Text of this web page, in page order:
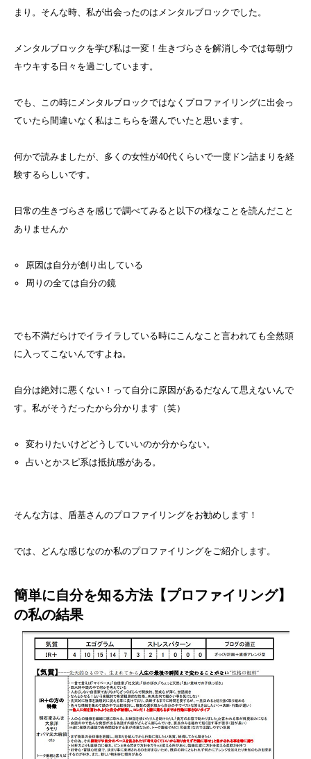
まり。そんな時、私が出会ったのはメンタルブロックでした。
メンタルブロックを学び私は一変！生きづらさを解消し今では毎朝ウ
キウキする日々を過ごしています。
でも、この時にメンタルブロックではなくプロファイリングに出会っ
ていたら間違いなく私はこちらを選んでいたと思います。
何かで読みましたが、多くの女性が40代くらいで一度ドン詰まりを経
験するらしいです。
日常の生きづらさを感じで調べてみると以下の様なことを読んだこと
ありませんか
原因は自分が創り出している
周りの全ては自分の鏡
でも不満だらけでイライラしている時にこんなこと言われても全然頭
に入ってこないんですよね。
自分は絶対に悪くない！って自分に原因があるだなんて思えないんで
す。私がそうだったから分かります（笑）
変わりたいけどどうしていいのか分からない。
占いとかスピ系は抵抗感がある。
そんな方は、盾基さんのプロファイリングをお勧めします！
では、どんな感じなのか私のプロファイリングをご紹介します。
簡単に自分を知る方法【プロファイリング】
の私の結果